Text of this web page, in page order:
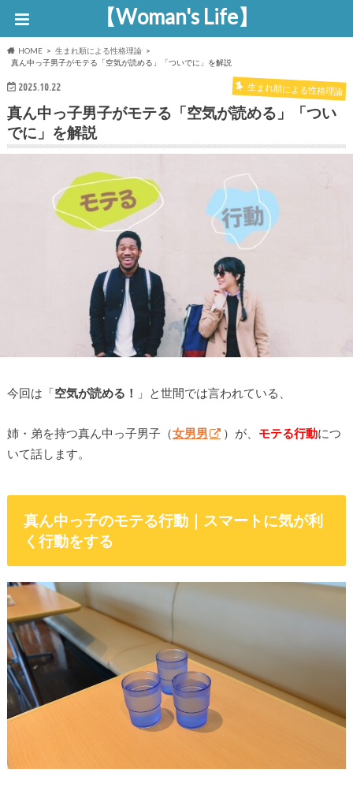
【Woman's Life】
HOME
生まれ順による性格理論
真ん中っ子男子がモテる「空気が読める」「ついでに」を解説
2025.10.22 生まれ順による性格理論
真ん中っ子男子がモテる「空気が読める」「つい
でに」を解説
今回は「空気が読める！ 」と世間では言われている、
姉・弟を持つ真ん中っ子男子（女男男 ）が、 モテる行動につ
いて話します。
真ん中っ子のモテる行動｜スマートに気が利
く行動をする